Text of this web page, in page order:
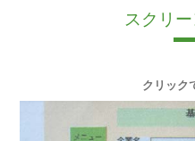
スクリ
クリック